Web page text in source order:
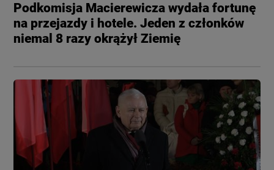
Podkomisja Macierewicza wydała fortunę
na przejazdy i hotele. Jeden z członków
niemal 8 razy okrążył Ziemię